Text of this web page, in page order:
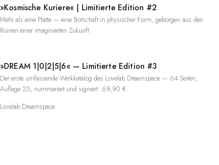
»Kosmische Kuriere« | Limitierte Edition #2
Mehr als eine Platte — eine Botschaft in physischer Form, geborgen aus den
Ruinen einer imaginierten Zukunft.
»DREAM 1|0|2|5|6« — Limitierte Edition #3
Der erste umfassende Werkkatalog des Lovelab Dreamspace — 64 Seiten,
Auflage 25, nummeriert und signiert. 69,90 €.
Lovelab Dreamspace